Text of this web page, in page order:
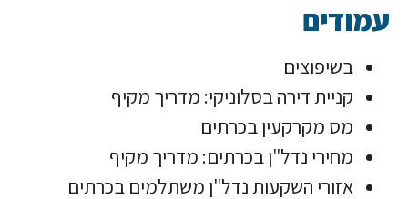
עמודים
בשיפוצים
קניית דירה בסלוניקי: מדריך מקיף
מס מקרקעין בכרתים
מחירי נדל"ן בכרתים: מדריך מקיף
אזורי השקעות נדל"ן משתלמים בכרתים